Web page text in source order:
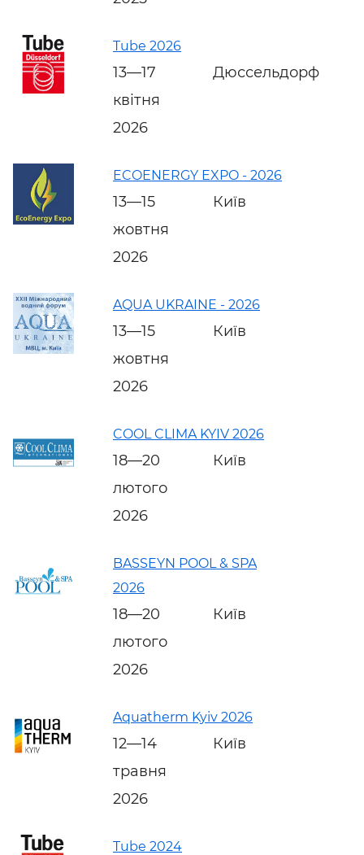
Tube 2026
13—17
квітня
2026
Дюссельдорф
ECOENERGY EXPO - 2026
13—15
жовтня
2026
Київ
AQUA UKRAINE - 2026
13—15
жовтня
2026
Київ
COOL CLIMA KYIV 2026
18—20
лютого
2026
Київ
BASSEYN POOL & SPA
2026
18—20
лютого
2026
Київ
Aquatherm Kyiv 2026
12—14
травня
2026
Київ
Tube 2024